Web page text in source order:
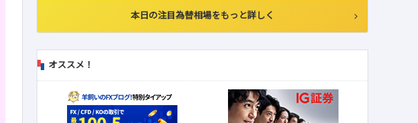
本日の注目為替相場をもっと詳しく
オススメ！